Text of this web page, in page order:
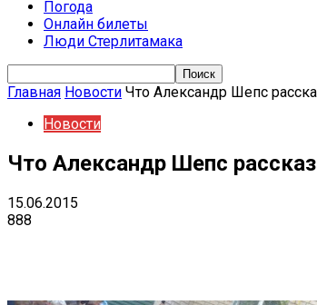
Погода
Онлайн билеты
Люди Стерлитамака
Главная Новости Что Александр Шепс
Новости
Что Александр Шепс
15.06.2015
888